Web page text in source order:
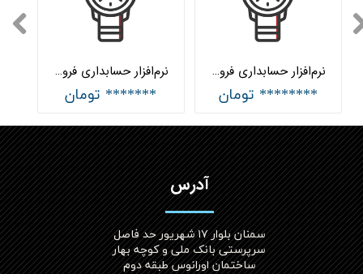
نرم‌افزار حسابداری فروشندگان ساعت ساده هلو APEX
******* تومان
نرم‌افزار حسابداری فروشندگان ساعت جامع هلو APEX
******** تومان
آدرس
سمنان بلوار ۱۷ شهریور حد فاصل
سرپرستی بانک ملی و کوچه بهار
ساختمان اورانوس طبقه دوم